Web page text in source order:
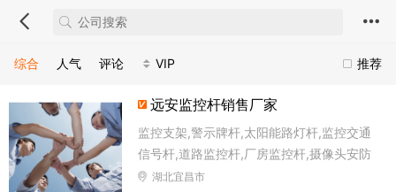
推荐
综合 人气 评论 VIP
远安监控杆销售厂家
监控支架,警示牌杆,太阳能路灯杆,监控交通
信号杆,道路监控杆,厂房监控杆,摄像头安防
立柱,不锈钢标识杆
湖北宜昌市